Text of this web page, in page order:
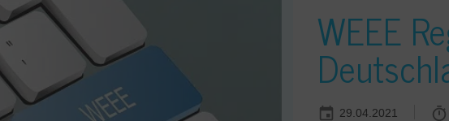
WEEE
29.04.2021